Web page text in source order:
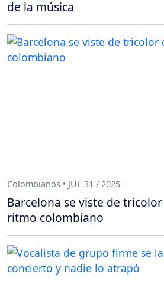
de la música
Colombianos • JUL 31 / 2025
Barcelona se viste de
ritmo colombiano